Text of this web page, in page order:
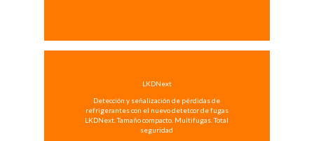
LKDNext
Detección y señalización de pérdidas de
refrigerantes con el nuevo detetcor de fugas
LKDNext. Tamaño compacto. Multifugas. Total
seguridad